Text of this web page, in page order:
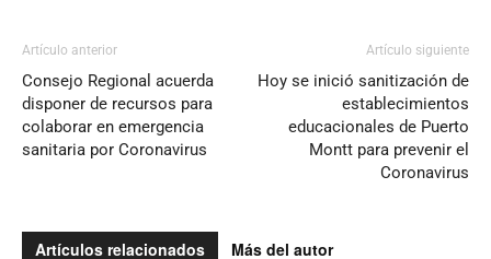
Artículo anterior
Consejo Regional acuerda
disponer de recursos para
colaborar en emergencia
sanitaria por Coronavirus
Artículo siguiente
Hoy se inició sanitización de
establecimientos
educacionales de Puerto
Montt para prevenir el
Coronavirus
Artículos relacionados Más del autor